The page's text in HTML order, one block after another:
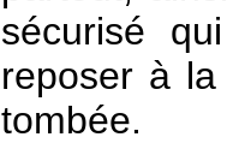
sécurisé
reposer à
tombée.